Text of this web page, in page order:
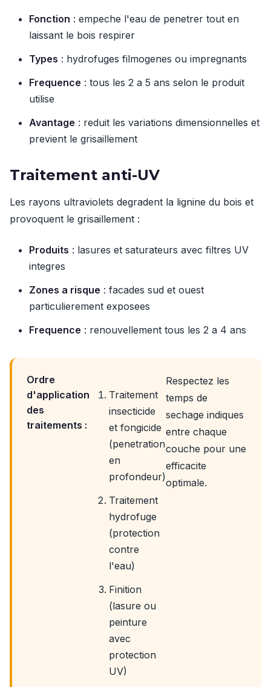
Fonction : empeche l'eau de penetrer tout en
laissant le bois respirer
Types : hydrofuges filmogenes ou impregnants
Frequence : tous les 2 a 5 ans selon le produit
utilise
Avantage : reduit les variations dimensionnelles et
previent le grisaillement
Traitement anti-UV
Les rayons ultraviolets degradent la lignine du bois et
provoquent le grisaillement :
Produits : lasures et saturateurs avec filtres UV
integres
Zones a risque : facades sud et ouest
particulierement exposees
Frequence : renouvellement tous les 2 a 4 ans
Ordre
d'application
des
traitements :
Traitement
insecticide
et fongicide
(penetration
en
profondeur)
Traitement
hydrofuge
(protection
contre
l'eau)
Finition
(lasure ou
peinture
avec
protection
UV)
Respectez les
temps de
sechage indiques
entre chaque
couche pour une
efficacite
optimale.